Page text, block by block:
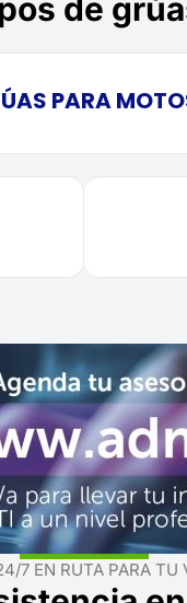
de
PARA
7 EN RUTA PARA TU